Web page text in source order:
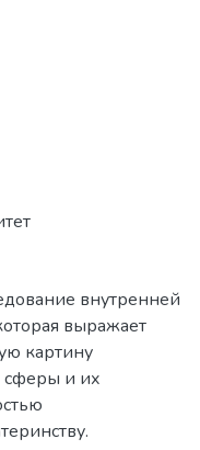
внутренней
выражает
картину
сферы и их